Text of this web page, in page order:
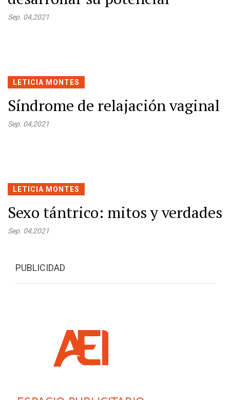
Sep. 04,2021
LETICIA MONTES
Síndrome de relajación vaginal
Sep. 04,2021
LETICIA MONTES
Sexo tántrico: mitos y verdades
Sep. 04,2021
PUBLICIDAD